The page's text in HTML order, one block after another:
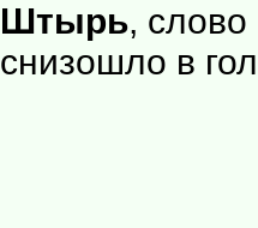
Штырь,
снизошло в